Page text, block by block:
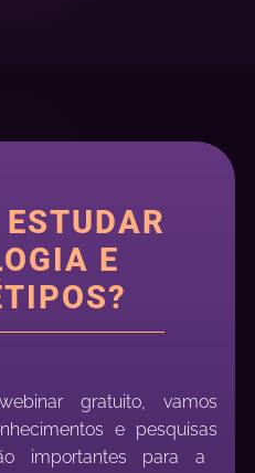
E
gratuito, vamos
e pesquisas
importantes para a